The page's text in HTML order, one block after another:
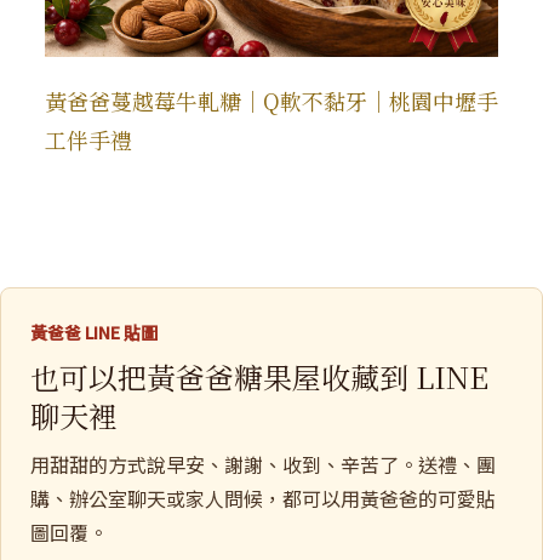
黃爸爸蔓越莓牛軋糖｜Q軟不黏牙｜桃園中壢手
工伴手禮
黃爸爸 LINE 貼圖
也可以把黃爸爸糖果屋收藏到 LINE
聊天裡
用甜甜的方式說早安、謝謝、收到、辛苦了。送禮、團
購、辦公室聊天或家人問候，都可以用黃爸爸的可愛貼
圖回覆。